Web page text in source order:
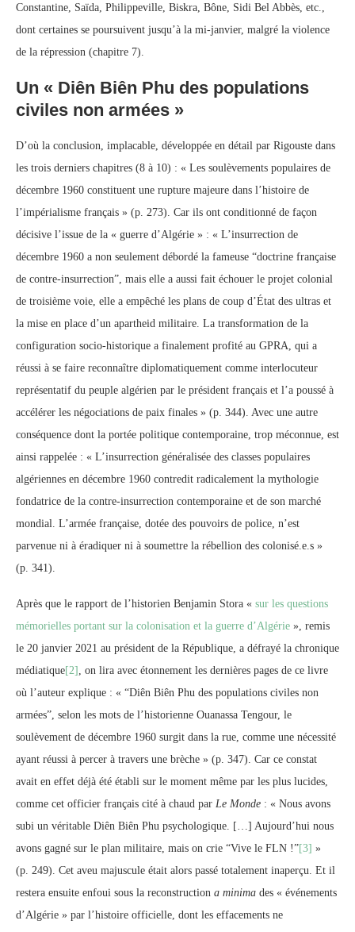
Constantine, Saïda, Philippeville, Biskra, Bône, Sidi Bel Abbès, etc.,
dont certaines se poursuivent jusqu’à la mi-janvier, malgré la violence
de la répression (chapitre 7).
Un « Diên Biên Phu des populations
civiles non armées »
D’où la conclusion, implacable, développée en détail par Rigouste dans
les trois derniers chapitres (8 à 10) : « Les soulèvements populaires de
décembre 1960 constituent une rupture majeure dans l’histoire de
l’impérialisme français » (p. 273). Car ils ont conditionné de façon
décisive l’issue de la « guerre d’Algérie » : « L’insurrection de
décembre 1960 a non seulement débordé la fameuse “doctrine française
de contre-insurrection”, mais elle a aussi fait échouer le projet colonial
de troisième voie, elle a empêché les plans de coup d’État des ultras et
la mise en place d’un apartheid militaire. La transformation de la
configuration socio-historique a finalement profité au GPRA, qui a
réussi à se faire reconnaître diplomatiquement comme interlocuteur
représentatif du peuple algérien par le président français et l’a poussé à
accélérer les négociations de paix finales » (p. 344). Avec une autre
conséquence dont la portée politique contemporaine, trop méconnue, est
ainsi rappelée : « L’insurrection généralisée des classes populaires
algériennes en décembre 1960 contredit radicalement la mythologie
fondatrice de la contre-insurrection contemporaine et de son marché
mondial. L’armée française, dotée des pouvoirs de police, n’est
parvenue ni à éradiquer ni à soumettre la rébellion des colonisé.e.s »
(p. 341).
Après que le rapport de l’historien Benjamin Stora « sur les questions
mémorielles portant sur la colonisation et la guerre d’Algérie », remis
le 20 janvier 2021 au président de la République, a défrayé la chronique
médiatique[2] , on lira avec étonnement les dernières pages de ce livre
où l’auteur explique : « “Diên Biên Phu des populations civiles non
armées”, selon les mots de l’historienne Ouanassa Tengour, le
soulèvement de décembre 1960 surgit dans la rue, comme une nécessité
ayant réussi à percer à travers une brèche » (p. 347). Car ce constat
avait en effet déjà été établi sur le moment même par les plus lucides,
comme cet officier français cité à chaud par Le Monde : « Nous avons
subi un véritable Diên Biên Phu psychologique. […] Aujourd’hui nous
avons gagné sur le plan militaire, mais on crie “Vive le FLN !”[3] »
(p. 249). Cet aveu majuscule était alors passé totalement inaperçu. Et il
restera ensuite enfoui sous la reconstruction a minima des « événements
d’Algérie » par l’histoire officielle, dont les effacements ne